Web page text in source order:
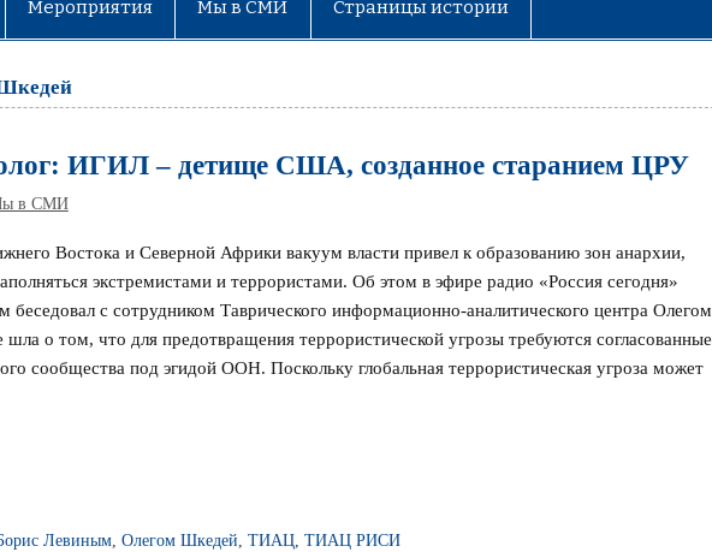
Мероприятия Мы в СМИ Страницы истории
ИГИЛ – детище США, созданное старанием ЦРУ
в СМИ
Востока и Северной Африки вакуум власти привел к образованию зон анархии,
экстремистами и террористами. Об этом в эфире радио «Россия сегодня»
беседовал с сотрудником Таврического информационно-аналитического центра Олегом
о том, что для предотвращения террористической угрозы требуются согласованные
сообщества под эгидой ООН. Поскольку глобальная террористическая угроза может
Левиным, Олегом Шкедей ТИАЦ, ТИАЦ РИСИ